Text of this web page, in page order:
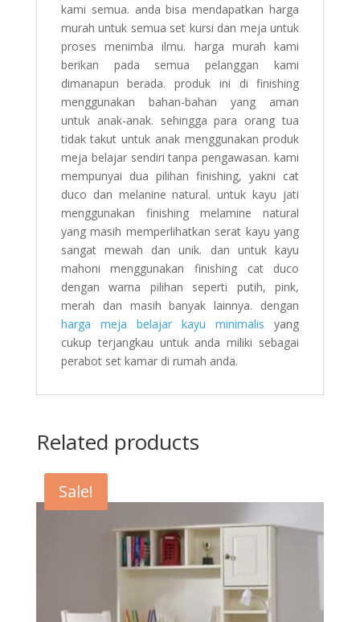
kami semua. anda bisa mendapatkan harga
murah untuk semua set kursi dan meja untuk
proses menimba ilmu. harga murah kami
berikan pada semua pelanggan kami
dimanapun berada. produk ini di finishing
menggunakan bahan-bahan yang aman
untuk anak-anak. sehingga para orang tua
tidak takut untuk anak menggunakan produk
meja belajar sendiri tanpa pengawasan. kami
mempunyai dua pilihan finishing, yakni cat
duco dan melanine natural. untuk kayu jati
menggunakan finishing melamine natural
yang masih memperlihatkan serat kayu yang
sangat mewah dan unik. dan untuk kayu
mahoni menggunakan finishing cat duco
dengan warna pilihan seperti putih, pink,
merah dan masih banyak lainnya. dengan
harga meja belajar kayu minimalis yang
cukup terjangkau untuk anda miliki sebagai
perabot set kamar di rumah anda.
Related products
Sale!